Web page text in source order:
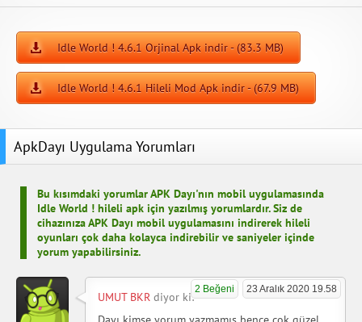
Idle World ! 4.6.1 Orjinal Apk indir - (83.3 MB)
Idle World ! 4.6.1 Hileli Mod Apk indir - (67.9 MB)
ApkDayı Uygulama Yorumları
Bu kısımdaki yorumlar APK Dayı'nın mobil uygulamasında
Idle World ! hileli apk için yazılmış yorumlardır. Siz de
cihazınıza APK Dayı mobil uygulamasını indirerek hileli
oyunları çok daha kolayca indirebilir ve saniyeler içinde
yorum yapabilirsiniz.
23 Aralık 2020 19.58
2 Beğeni
UMUT BKR diyor ki: